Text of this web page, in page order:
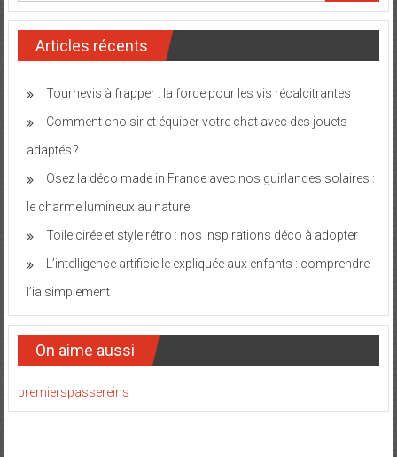
Articles récents
Tournevis à frapper : la force pour les vis récalcitrantes
Comment choisir et équiper votre chat avec des jouets
adaptés ?
Osez la déco made in France avec nos guirlandes solaires :
le charme lumineux au naturel
Toile cirée et style rétro : nos inspirations déco à adopter
L’intelligence artificielle expliquée aux enfants : comprendre
l’ia simplement
On aime aussi
premierspassereins